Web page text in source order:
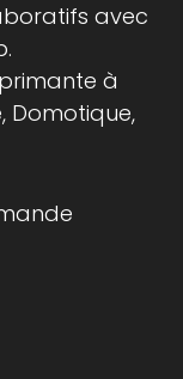
avec
à
Domotique,